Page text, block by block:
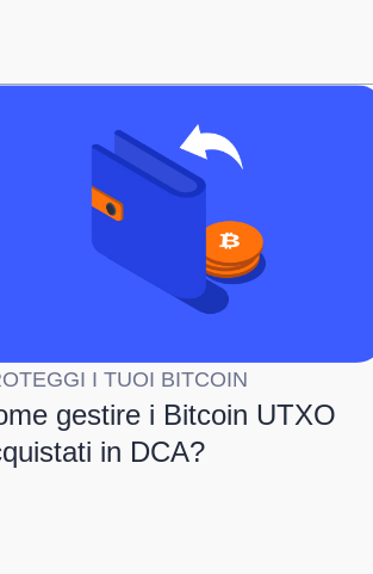
I TUOI BITCOIN
gestire i Bitcoin UTXO
in DCA?